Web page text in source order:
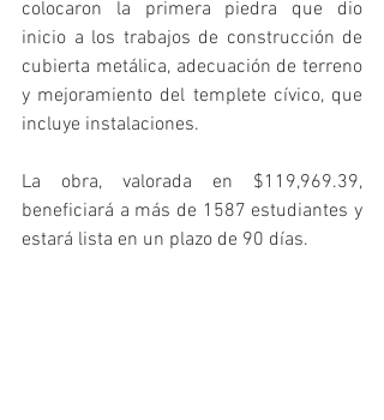
colocaron la primera piedra que dio
inicio a los trabajos de construcción de
cubierta metálica, adecuación de terreno
y mejoramiento del templete cívico, que
incluye instalaciones.
La obra, valorada en $119,969.39,
beneficiará a más de 1587 estudiantes y
estará lista en un plazo de 90 días.